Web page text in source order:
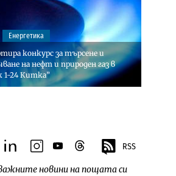
новина
Енергетика
конкурс за търсене и
на нефт и природен газ в
1-24 Китка”
linkedininstagram
youtubethreads RSS
новини на пощата си